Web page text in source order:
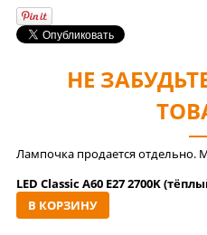
НЕ
Лампочка продается отдельно.
LED Classic A60 E27 2700K
В КОРЗИНУ